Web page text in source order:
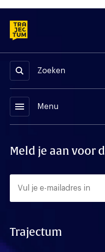
Zoeken
menu Menu
Meld je aan voor
Trajectum